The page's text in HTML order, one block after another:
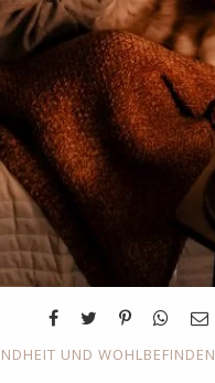
UND WOHLBEFINDEN